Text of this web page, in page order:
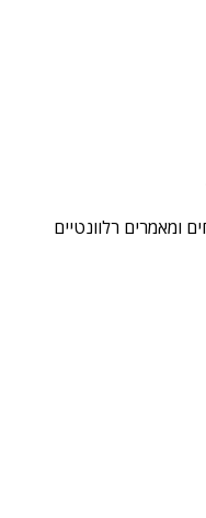
ומאמרים רלוונטיים